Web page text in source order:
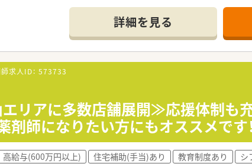
設店）は新店予定も含めて15店舗となります。
中心に調剤併設店を増やしていく方針の法人となります。
康増進に貢献する」をテーマとして運営を行っております。
の身近な医療人を目指し、患者様に興味をもって
師を求めております。
人が患者様に薬のご提案や服薬指導後のフォローを行う
」としての取り組みを強化しております。
務時間帯も調剤薬局の開局時間での勤務となります。
勤務の場合はOTCに関しても身近に学ぶ環境がございま
経験を蓄積する事が可能となります。
業が発生しないようなシフト環境を整えております。
高く、自己啓発休暇も含め、年間120日以上の
師免許をお持ちの方（取得見込みの方を含む）
00/15：00～19：00（休憩60分）
形労働時間制
日113日、事前申請による連休取得可、年次有給休暇（
当：厚生年金,その他健保,雇用保険,労災保険
時間外手当、通勤手当、等級手当、役職業務手当、基本調整
です＞
で13分です。
＞
詳細を見る
求人ID： 573733
エリアに多数店舗展開≫応援体制
剤師になりたい方にもオススメです
高給与(600万円以上) 住宅補助(手当)あり 教育制度あり シ